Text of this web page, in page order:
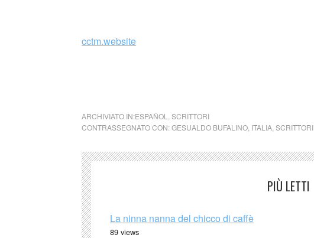
cctm.website
ARCHIVIATO IN:ESPAÑOL
SCRITTORI
CONTRASSEGNATO CON:GESUALDO BUFALINO ITALIA SCRITTORI
PIÙ LETTI
La ninna nanna del chicco di caffè
89 views